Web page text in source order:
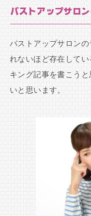
バストアップサロ
バストアップサロン
れないほど存在して
キング記事を書こう
いと思います。